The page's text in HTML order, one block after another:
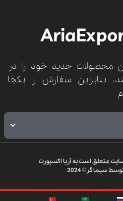
محصولات جدید خود را در
بنابراین سفارش را یکجا
متعلق است بهآریا اکسپورت
سیماگر© 2024
Türkçe